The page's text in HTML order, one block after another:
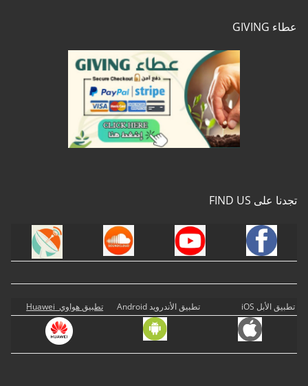
عطاء GIVING
تجدنا على FIND US
تطبيق الأبل iOS تطبيق الأندرويد Android تطبيق هواوي Huawei